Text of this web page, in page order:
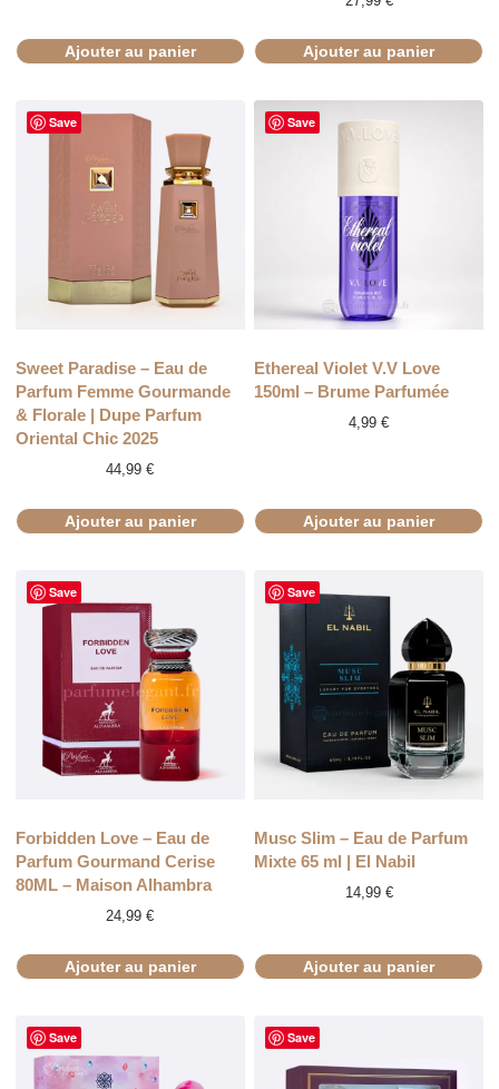
Ajouter au panier Ajouter au panier
Save
Sweet Paradise – Eau de
Parfum Femme Gourmande
& Florale | Dupe Parfum
Oriental Chic 2025
44,99€
Ajouter au panier
Save
Ethereal Violet V.V Love
150ml – Brume Parfumée
4,99€
Ajouter au panier
Save
Forbidden Love – Eau de
Parfum Gourmand Cerise
80ML – Maison Alhambra
24,99€
Ajouter au panier
Save
Musc Slim – Eau de Parfum
Mixte 65 ml | El Nabil
14,99 €
Ajouter au panier
Save Save